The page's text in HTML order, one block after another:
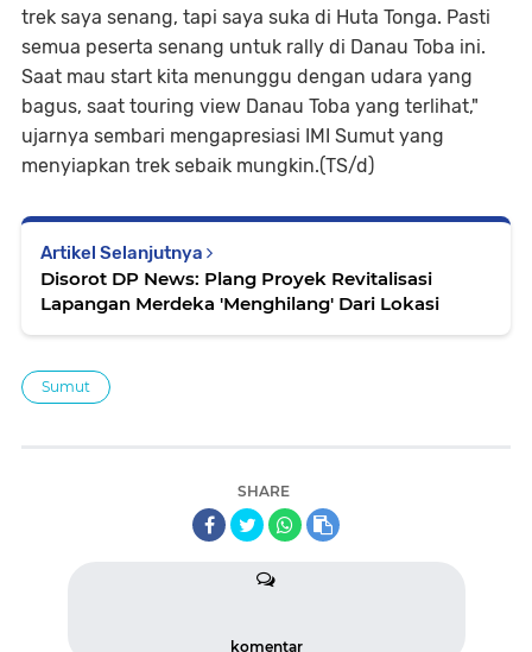
trek saya senang, tapi saya suka di Huta Tonga. Pasti
semua peserta senang untuk rally di Danau Toba ini.
Saat mau start kita menunggu dengan udara yang
bagus, saat touring view Danau Toba yang terlihat,"
ujarnya sembari mengapresiasi IMI Sumut yang
menyiapkan trek sebaik mungkin.(TS/d)
Artikel Selanjutnya
Disorot DP News: Plang Proyek Revitalisasi
Lapangan Merdeka 'Menghilang' Dari Lokasi
Sumut
SHARE
komentar